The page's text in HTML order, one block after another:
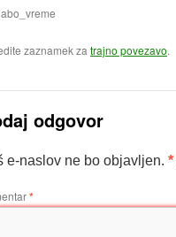
zaznamek za trajno povezavo.
odgovor
e-naslov ne bo objavljen. *
*